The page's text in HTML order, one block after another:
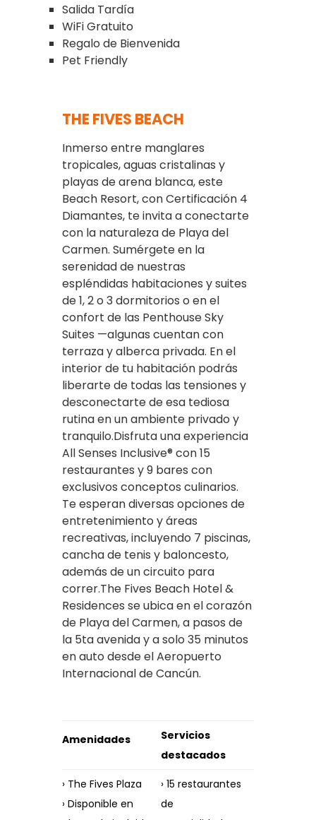
Salida Tardía
WiFi Gratuito
Regalo de Bienvenida
Pet Friendly
THE FIVES BEACH
Inmerso entre manglares
tropicales, aguas cristalinas y
playas de arena blanca, este
Beach Resort, con Certificación 4
Diamantes, te invita a conectarte
con la naturaleza de Playa del
Carmen. Sumérgete en la
serenidad de nuestras
espléndidas habitaciones y suites
de 1, 2 o 3 dormitorios o en el
confort de las Penthouse Sky
Suites —algunas cuentan con
terraza y alberca privada. En el
interior de tu habitación podrás
liberarte de todas las tensiones y
desconectarte de esa tediosa
rutina en un ambiente privado y
tranquilo.Disfruta una experiencia
All Senses Inclusive® con 15
restaurantes y 9 bares con
exclusivos conceptos culinarios.
Te esperan diversas opciones de
entretenimiento y áreas
recreativas, incluyendo 7 piscinas,
cancha de tenis y baloncesto,
además de un circuito para
correr.The Fives Beach Hotel &
Residences se ubica en el corazón
de Playa del Carmen, a pasos de
la 5ta avenida y a solo 35 minutos
en auto desde el Aeropuerto
Internacional de Cancún.
Amenidades
Servicios
destacados
› The Fives Plaza
› Disponible en
› 15 restaurantes
de